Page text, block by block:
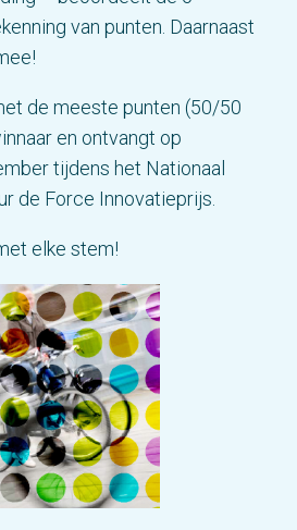
van punten. Daarnaast
de meeste punten (50/50
en ontvangt op
tijdens het Nationaal
de Force Innovatieprijs.
elke stem!